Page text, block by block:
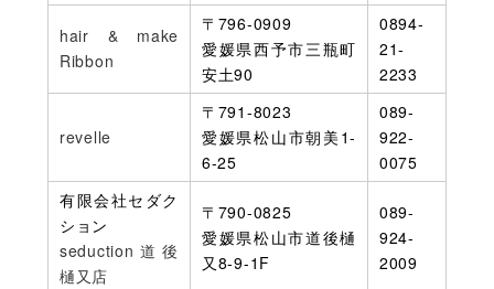
hair & make
Ribbon
〒796-0909
愛媛県西予市三瓶町
安土90
0894-
21-
2233
revelle
〒791-8023
愛媛県松山市朝美1-
6-25
089-
922-
0075
有限会社セダク
ション
seduction道後
樋又店
〒790-0825
愛媛県松山市道後樋
又8-9-1F
089-
924-
2009